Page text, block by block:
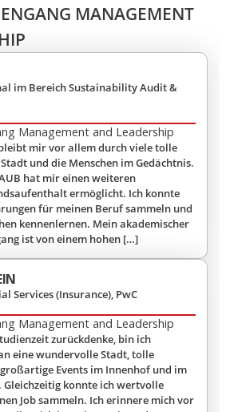
MANAGEMENT
im Bereich Sustainability Audit &
mir vor allem durch viele tolle
und die Menschen im Gedächtnis.
hat mir einen weiteren
ermöglicht. Ich konnte
für meinen Beruf sammeln und
kennenlernen. Mein akademischer
ist von einem hohen […]
Services (Insurance), PwC
zurückdenke, bin ich
eine wundervolle Stadt, tolle
Events im Innenhof und im
Gleichzeitig konnte ich wertvolle
Job sammeln. Ich erinnere mich vor